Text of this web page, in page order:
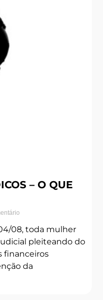
– O QUE
08, toda mulher
pleiteando do
financeiros
da